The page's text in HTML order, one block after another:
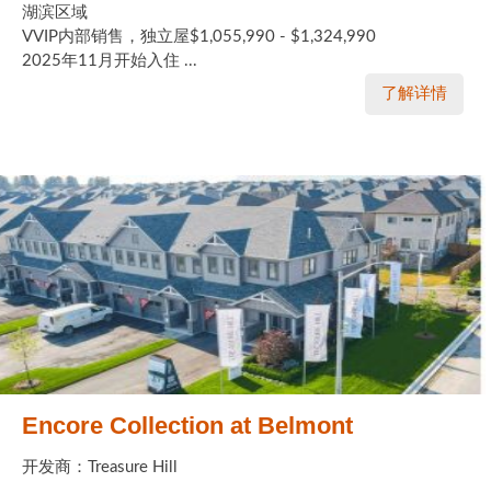
湖滨区域
VVIP内部销售，独立屋$1,055,990 - $1,324,990
2025年11月开始入住 ...
了解详情
Encore Collection at Belmont
开发商：Treasure Hill